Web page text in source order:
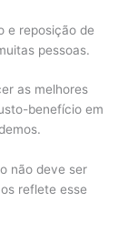
e reposição de
pessoas.
as melhores
benefício em
não deve ser
reflete esse